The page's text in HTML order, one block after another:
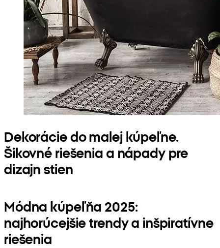
Dekorácie do malej kúpeľne.
Šikovné riešenia a nápady pre
dizajn stien
Módna kúpeľňa 2025:
najhorúcejšie trendy a inšpiratívne
riešenia